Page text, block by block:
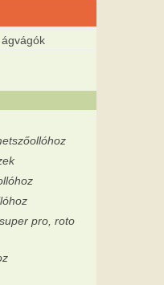
pro, roto